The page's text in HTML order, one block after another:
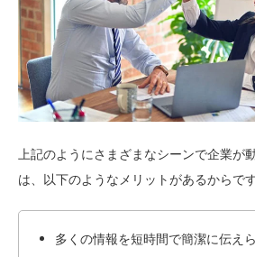
上記のようにさまざまなシーンで企業が
は、以下のようなメリットがあるからです
多くの情報を短時間で簡潔に伝え